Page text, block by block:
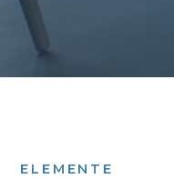
ELEMENTE